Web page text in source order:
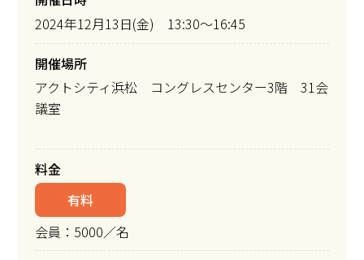
2024年12月13日(金) 13:30～16:45
開催場所
アクトシティ浜松 コングレスセンター3階 31会
議室
料金
有料
会員：5000／名